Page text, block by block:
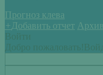
Прогноз клева
+ Добавить отчет
Войти
Добро пожаловать!